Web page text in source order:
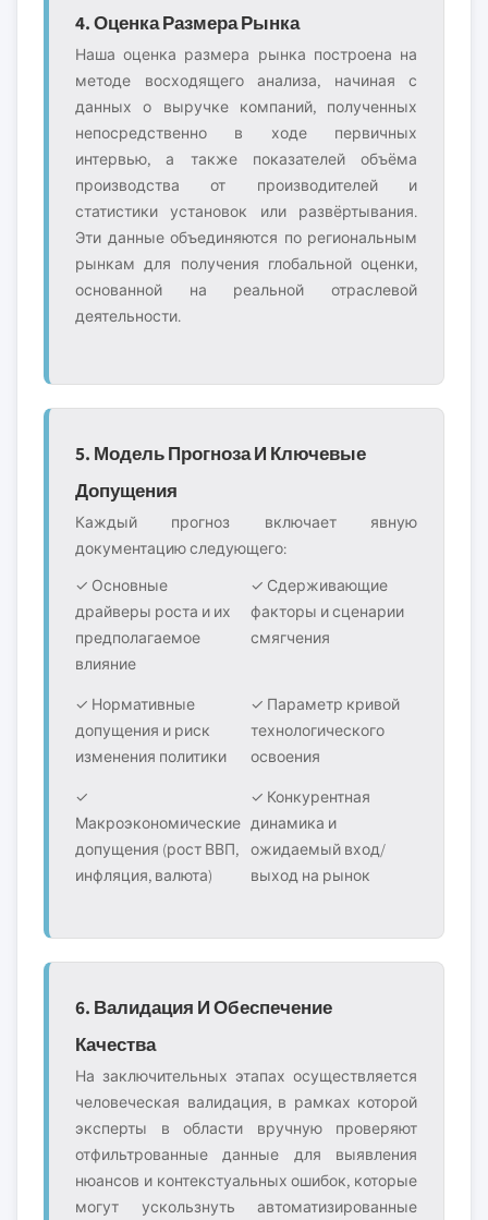
4. Оценка Размера Рынка
Наша оценка размера рынка построена на
методе восходящего анализа, начиная с
данных о выручке компаний, полученных
непосредственно в ходе первичных
интервью, а также показателей объёма
производства от производителей и
статистики установок или развёртывания.
Эти данные объединяются по региональным
рынкам для получения глобальной оценки,
основанной на реальной отраслевой
деятельности.
5. Модель Прогноза И Ключевые
Допущения
Каждый прогноз включает явную
документацию следующего:
✓ Основные
драйверы роста и их
предполагаемое
влияние
✓ Сдерживающие
факторы и сценарии
смягчения
✓ Нормативные
допущения и риск
изменения политики
✓ Параметр кривой
технологического
освоения
✓
Макроэкономические
допущения (рост ВВП,
инфляция, валюта)
✓ Конкурентная
динамика и
ожидаемый вход/
выход на рынок
6. Валидация И Обеспечение
Качества
На заключительных этапах осуществляется
человеческая валидация, в рамках которой
эксперты в области вручную проверяют
отфильтрованные данные для выявления
нюансов и контекстуальных ошибок, которые
могут ускользнуть автоматизированные